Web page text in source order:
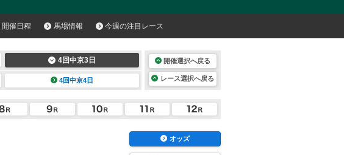
開催日程 馬場情報 今週の注目レース
4回中京3日
4回中京4日
開催選択へ戻る
レース選択へ戻る
オッズ